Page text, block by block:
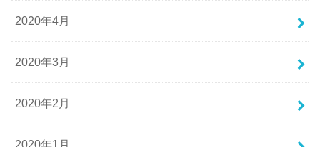
2020年4月
2020年3月
2020年2月
2020年1月